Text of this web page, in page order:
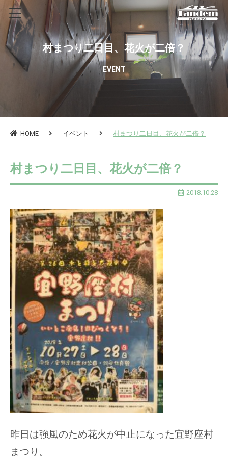
村まつり二日目、花火が二倍？
EVENT
HOME イベント 村まつり二日目、花火が二倍？
村まつり二日目、花火が二倍？
2018.10.28
昨日は強風のため花火が中止になった宜野座村
まつり。